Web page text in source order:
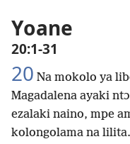
Yoane
20:1-31
20 Na mokolo ya
Magadalena ayaki
ezalaki naino, mpe
kolongolama na lilita.